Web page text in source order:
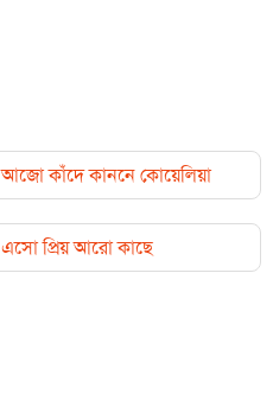
আজো কাঁদে কাননে কোয়েলিয়া
এসো প্রিয় আরো কাছে